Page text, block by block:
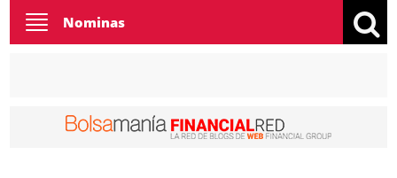
Toggle
navigation
Nominas